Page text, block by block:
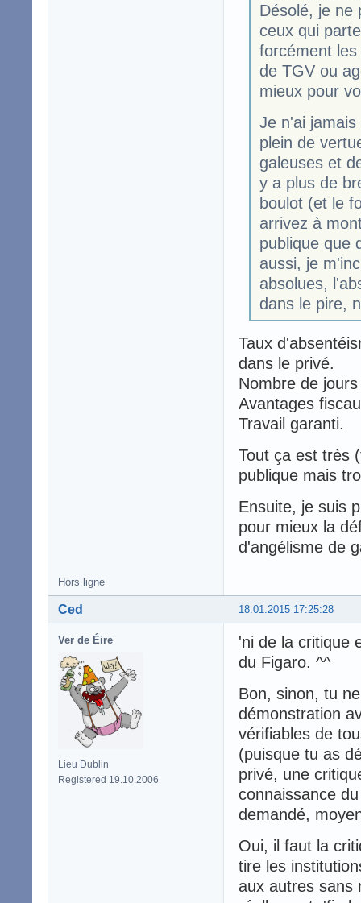
Désolé, je ne
ceux qui
forcément
de TGV ou
mieux pour
Je n'ai
plein de
galeuses et
y a plus de
boulot (et le
arrivez à
publique que
aussi, je
absolues,
dans le pire,
Taux
dans le privé.
Nombre de
Avantages
Travail garanti.
Tout ça est très
publique mais
Ensuite, je suis
pour mieux la
d'angélisme de
Hors ligne
18.01.2015 17:25:28
Ced
Ver de Éire
Lieu Dublin
Registered 19.10.2006
'ni de la critique
du Figaro. ^^
Bon, sinon, tu
démonstration
vérifiables de
(puisque tu as
privé, une
connaissance
demandé,
Oui, il faut la
tire les
aux autres sans